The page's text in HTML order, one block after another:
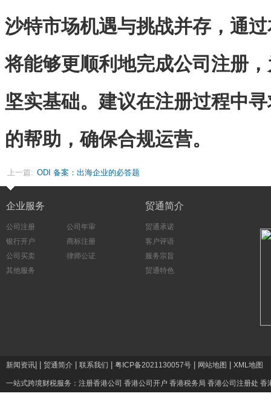
沙特市场机遇与挑战并存，通
将能够更顺利地完成公司注册
坚实基础。建议在注册过程中
的帮助，确保合规运营。
上一篇: ODI 备案：出海企业的必答题
企业服务
公司注册
公司年审
银行开户
商标注册
公司买卖
律师公证
其他服务
贸通简介
贸通承诺
客户评语
服务宗旨
贸通特色
新闻资讯 贸通简介 联系我们 粤ICP备2021130057号 网站地图 XML地图
一站式跨境财税服务： 注册香港公司 香港公司开户 香港税务局 香港公司注册处 香